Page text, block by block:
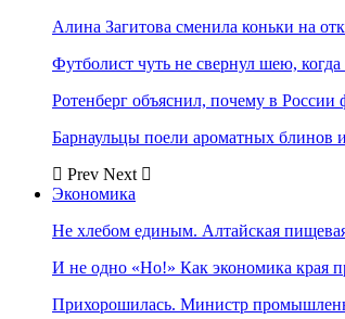
Алина Загитова сменила коньки на
Футболист чуть не свернул шею, когда
Ротенберг объяснил, почему в России
Барнаульцы поели ароматных блинов
Prev Next
Экономика
Не хлебом единым. Алтайская
И не одно «Но!» Как экономика края
Прихорошилась. Министр